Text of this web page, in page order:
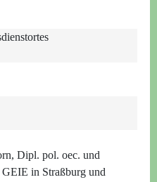
Dipl. pol. oec. und
in Straßburg und